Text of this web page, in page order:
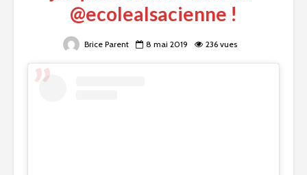
@ecolealsacienne !
Brice Parent 8 mai 2019 236 vues